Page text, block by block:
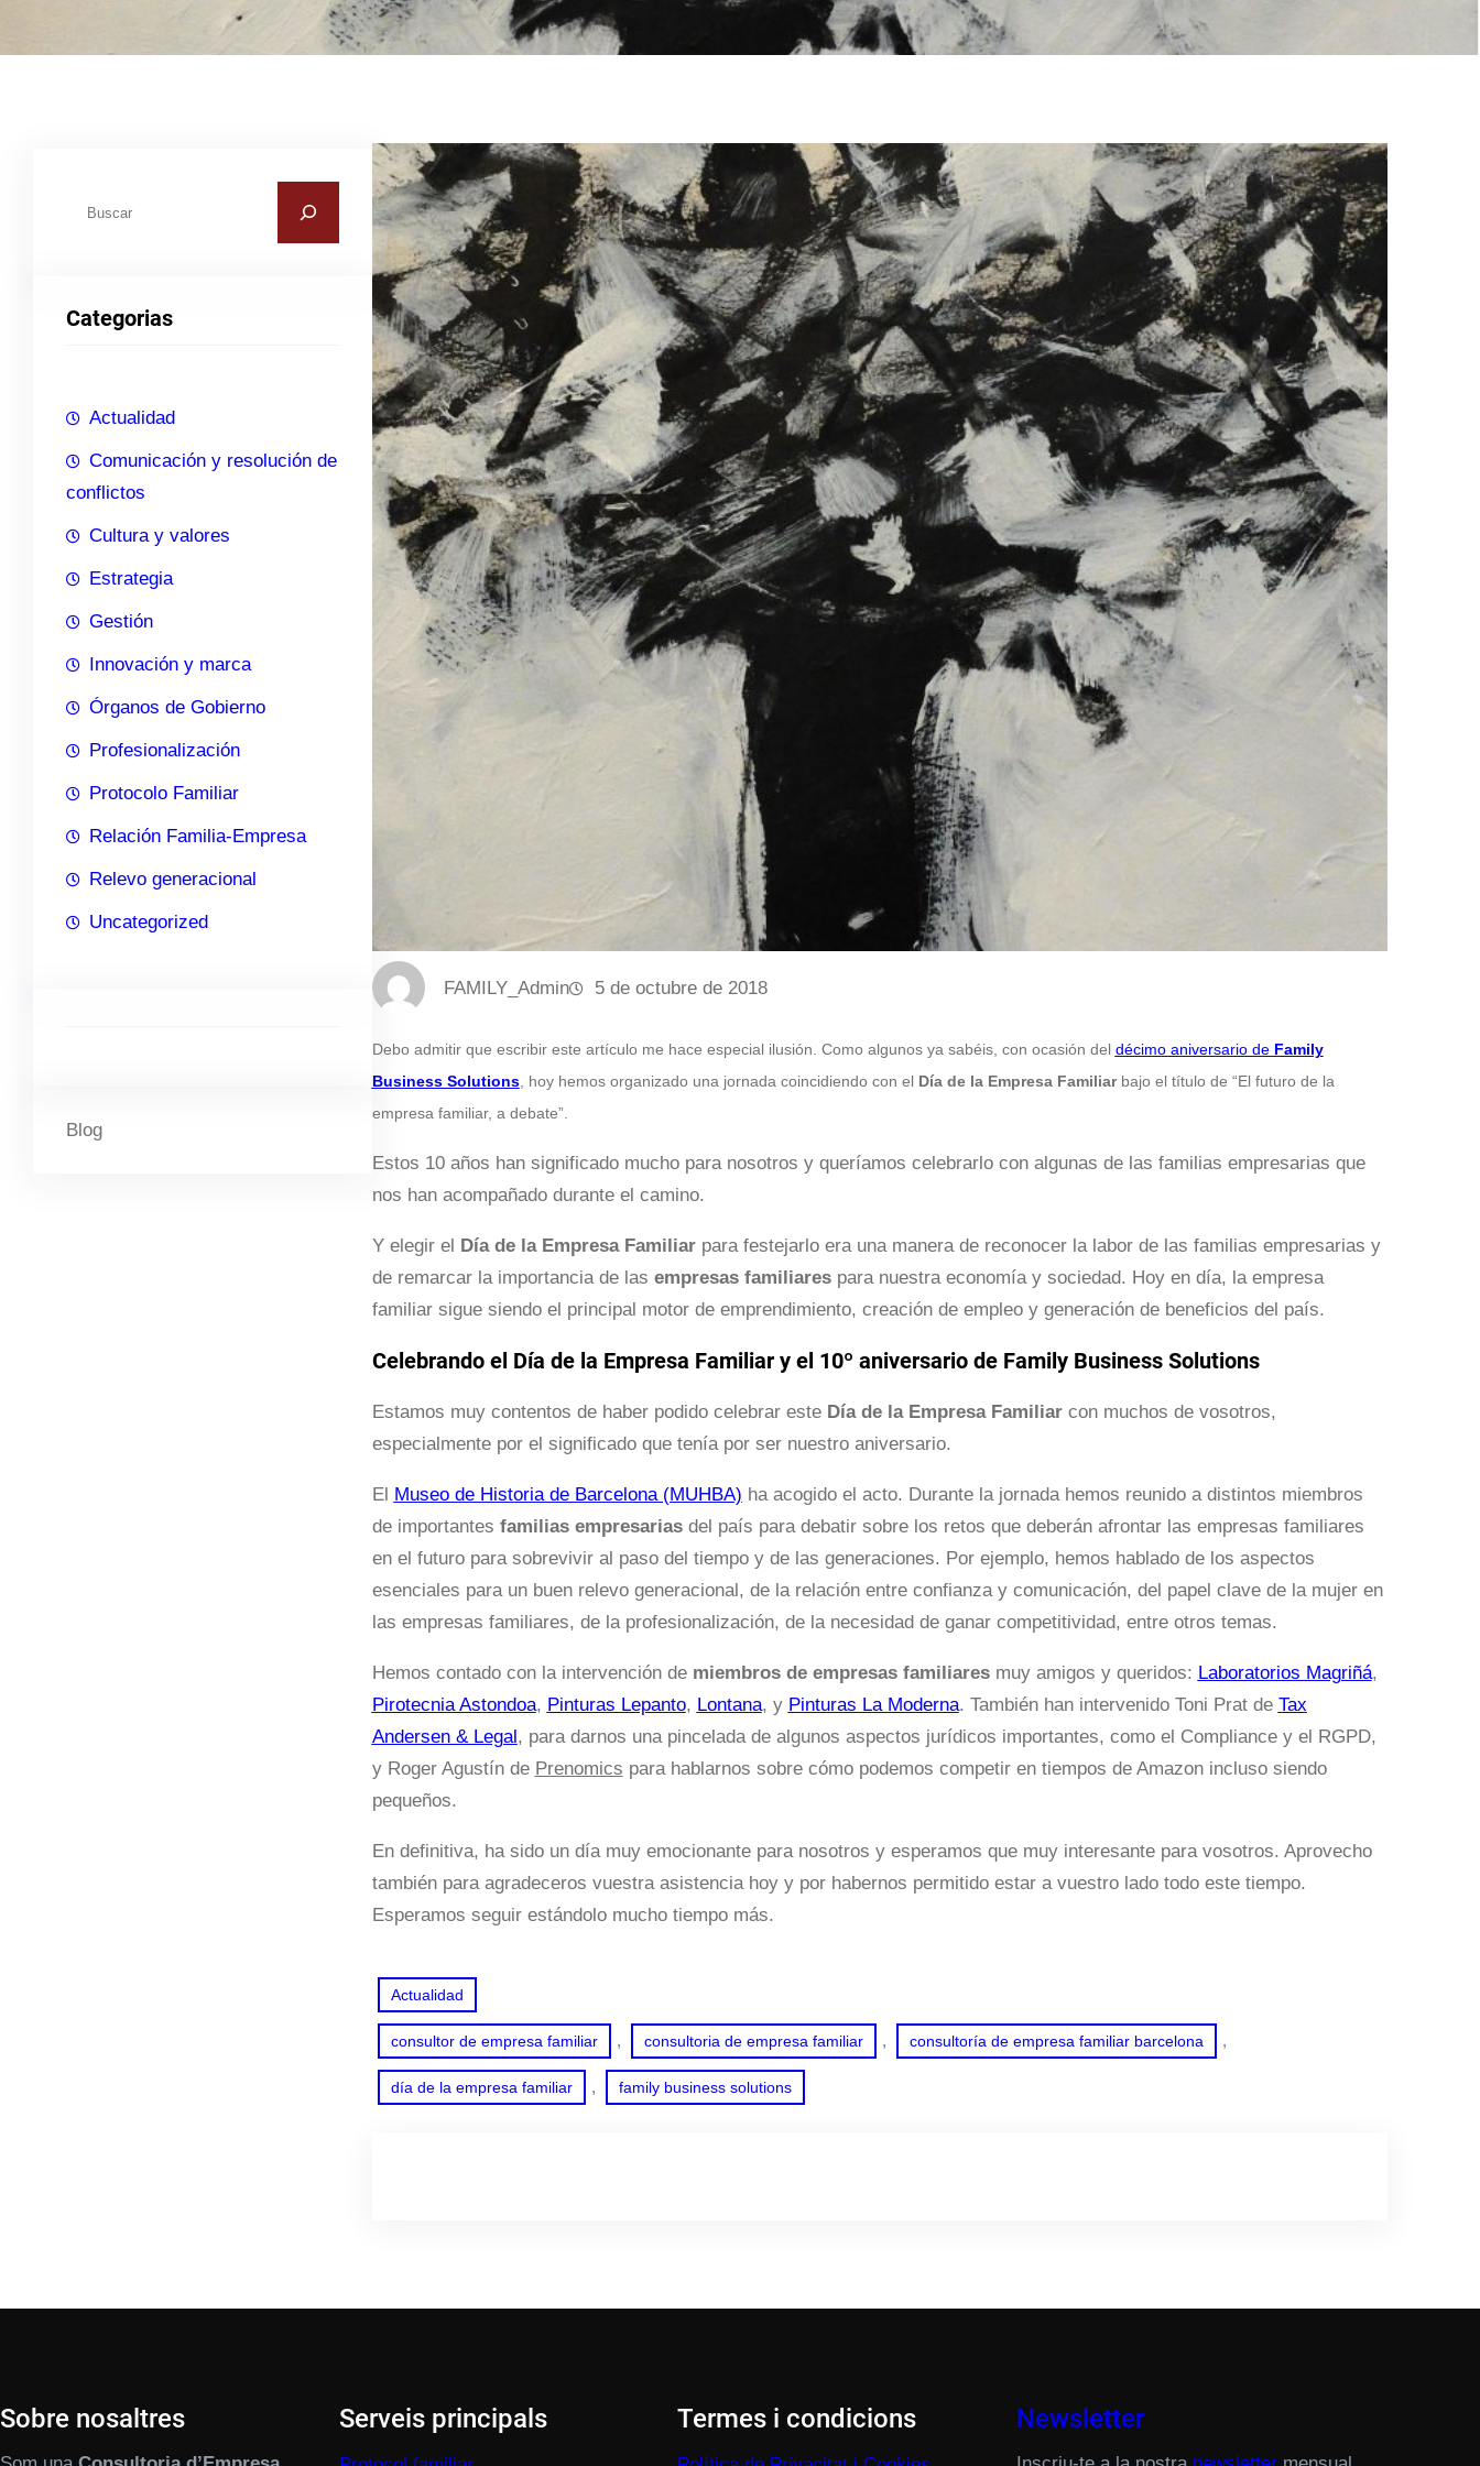
a
Categorias
Actualidad
Comunicación y resolución de
conflictos
Cultura y valores
Estrategia
Gestión
Innovación y marca
Órganos de Gobierno
Profesionalización
Protocolo Familiar
Relación Familia-Empresa
Relevo generacional
Uncategorized
Blog
FAMILY_Admin 5 de octubre de 2018
Debo admitir que escribir este artículo me hace especial ilusión. Como algunos ya sabéis, con ocasión del décimo aniversario de Family
Business Solutions, hoy hemos organizado una jornada coincidiendo con el Día de la Empresa Familiarbajo el título de “El futuro de la
empresa familiar, a debate”.
Estos 10 años han significado mucho para nosotros y queríamos celebrarlo con algunas de las familias empresarias que
nos han acompañado durante el camino.
Y elegir el Día de la Empresa Familiarpara festejarlo era una manera de reconocer la labor de las familias empresarias y
de remarcar la importancia de las empresas familiarespara nuestra economía y sociedad. Hoy en día, la empresa
familiar sigue siendo el principal motor de emprendimiento, creación de empleo y generación de beneficios del país.
Celebrando el Día de la Empresa Familiar y el 10º aniversario de Family Business Solutions
Estamos muy contentos de haber podido celebrar este Día de la Empresa Familiarcon muchos de vosotros,
especialmente por el significado que tenía por ser nuestro aniversario.
El Museo de Historia de Barcelona (MUHBA) ha acogido el acto. Durante la jornada hemos reunido a distintos miembros
de importantes familias empresariasdel país para debatir sobre los retos que deberán afrontar las empresas familiares
en el futuro para sobrevivir al paso del tiempo y de las generaciones. Por ejemplo, hemos hablado de los aspectos
esenciales para un buen relevo generacional, de la relación entre confianza y comunicación, del papel clave de la mujer en
las empresas familiares, de la profesionalización, de la necesidad de ganar competitividad, entre otros temas.
Hemos contado con la intervención de miembros de empresas familiaresmuy amigos y queridos: Laboratorios Magriñá,
Pirotecnia Astondoa, Pinturas Lepanto, Lontana, y Pinturas La Moderna. También han intervenido Toni Prat de Tax
Andersen & Legal , para darnos una pincelada de algunos aspectos jurídicos importantes, como el Compliance y el RGPD,
y Roger Agustín de Prenomics para hablarnos sobre cómo podemos competir en tiempos de Amazon incluso siendo
pequeños.
En definitiva, ha sido un día muy emocionante para nosotros y esperamos que muy interesante para vosotros. Aprovecho
también para agradeceros vuestra asistencia hoy y por habernos permitido estar a vuestro lado todo este tiempo.
Esperamos seguir estándolo mucho tiempo más.
Actualidad
consultor de empresa familiar , consultoria de empresa familiar , consultoría de empresa familiar barcelona ,
día de la empresa familiar , family business solutions
Sobre nosaltres Serveis principals Termes i condicions Newsletter